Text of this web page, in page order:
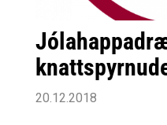
20.12.2018